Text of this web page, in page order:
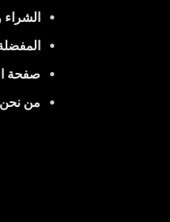
صفحة
من نحن